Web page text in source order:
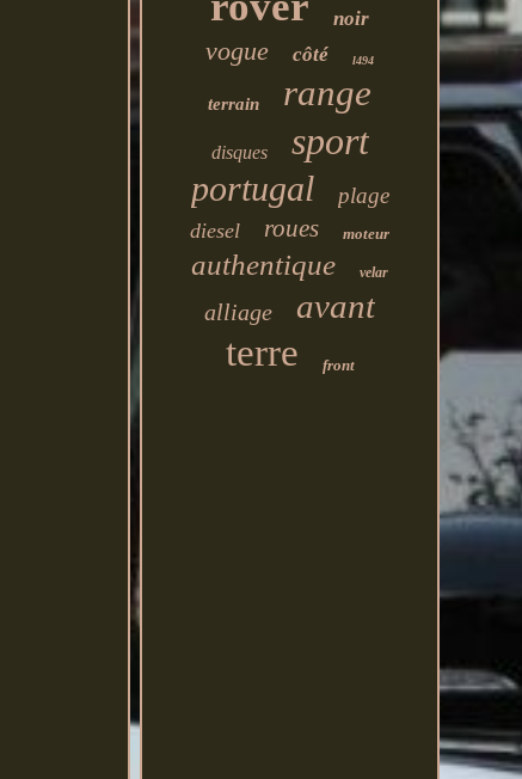
noir
vogue côté l494
terrain range
disques sport
portugal plage
diesel roues moteur
authentique velar
alliage avant
terre front